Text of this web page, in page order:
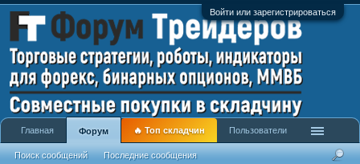
Войти или зарегистрироваться
Главная Форум
Поиск сообщений Последние сообщения
🔥 Топ складчин Пользователи